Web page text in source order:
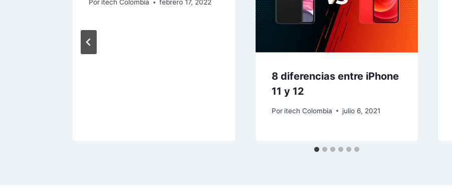
Por itech Colombia febrero 17, 2022
8 diferencias entre iPhone
11 y 12
Por itech Colombia julio 6, 2021